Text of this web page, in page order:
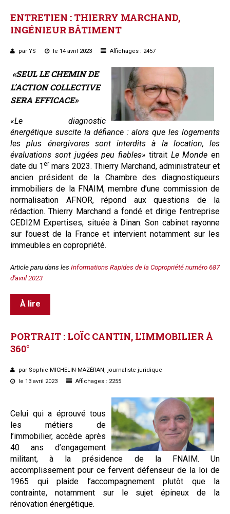
ENTRETIEN : THIERRY MARCHAND,
INGÉNIEURBÂTIMENT
par YS le 14 avril 2023 Affichages : 2457
«SEUL LE CHEMIN DE
L’ACTION COLLECTIVE
SERA EFFICACE»
«Le diagnostic
énergétique suscite la défiance : alors que les logements
les plus énergivores sont interdits à la location, les
évaluations sont jugées peu fiables» titrait Le Monde en
date du 1er mars 2023. Thierry Marchand, administrateur et
ancien président de la Chambre des diagnostiqueurs
immobiliers de la FNAIM, membre d’une commission de
normalisation AFNOR, répond aux questions de la
rédaction. Thierry Marchand a fondé et dirige l’entreprise
CEDI2M Expertises, située à Dinan. Son cabinet rayonne
sur l’ouest de la France et intervient notamment sur les
immeubles en copropriété.
Article paru dans les Informations Rapides de la Copropriété numéro 687
d'avril 2023
À lire
PORTRAIT : LOÏC CANTIN, L'IMMOBILIER À
360°
par Sophie MICHELIN-MAZÉRAN, journaliste juridique
le 13 avril 2023
Affichages : 2255
Celui qui a éprouvé tous
les métiers de
l’immobilier, accède après
40 ans d’engagement
militant, à la présidence de la FNAIM. Un
accomplissement pour ce fervent défenseur de la loi de
1965 qui plaide l’accompagnement plutôt que la
contrainte, notamment sur le sujet épineux de la
rénovation énergétique.